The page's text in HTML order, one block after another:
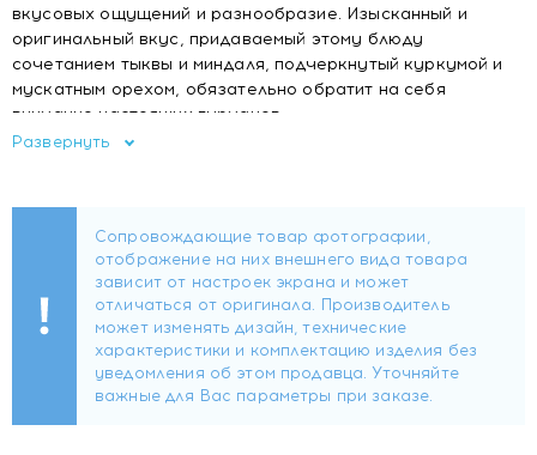
вкусовых ощущений и разнообразие. Изысканный и
оригинальный вкус, придаваемый этому блюду
сочетанием тыквы и миндаля, подчеркнутый куркумой и
мускатным орехом, обязательно обратит на себя
внимание настоящих гурманов.
созданы специально в помощь всем, кто стремится
снизить свой вес, уменьшить количество жира в
организме, стать здоровее и красивее. Их совсем легко
готовить: нужно просто добавить кипящей воды, без
варки и подождать 3 минуты!
Ингредиенты
Развернуть